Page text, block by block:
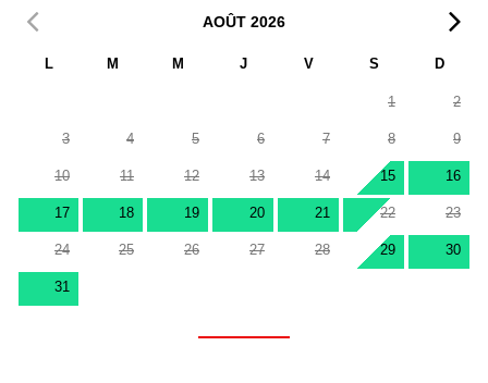
AOÛT 2026
L M M J V S D
1 2
3 4 5 6 7 8 9
10 11 12 13 14 15 16
17 18 19 20 21 22 23
24 25 26 27 28 29 30
31